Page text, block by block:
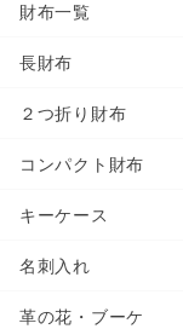
財布一覧
長財布
２つ折り財布
コンパクト財布
キーケース
名刺入れ
革の花・ブーケ